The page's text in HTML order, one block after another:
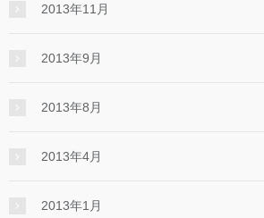
2013年11月
2013年9月
2013年8月
2013年4月
2013年1月